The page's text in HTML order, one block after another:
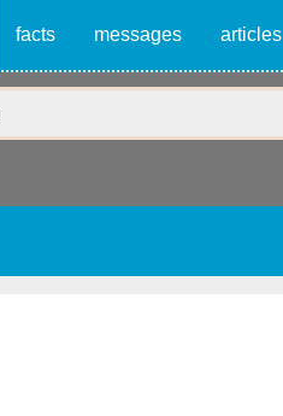
facts messages articles